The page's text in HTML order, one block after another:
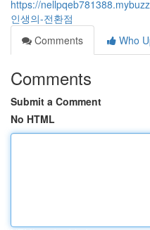
https://
인생의-전환점
Comments
Who
Comments
Submit a Comment
No HTML